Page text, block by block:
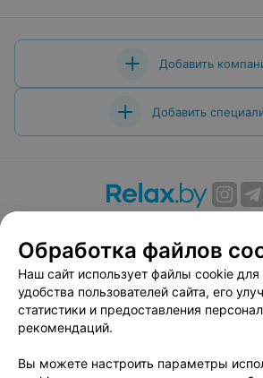
Добавить
Добавить
Вакансии
Публичный договор
Публичный договор по
«Афиша»
Пользовательское
Связаться по вопросам
Обработка файлов
Наш сайт использует файлы cookie для
удобства пользователей сайта, его
статистики и предоставления
рекомендаций.
Вы можете настроить параметры